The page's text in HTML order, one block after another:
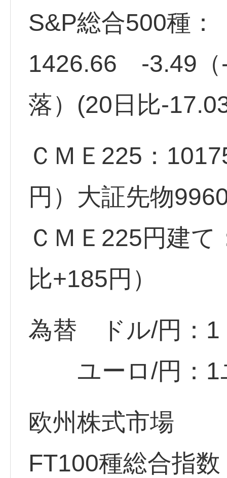
S&P総合500種：
1426.66 -3.49（
落）(20日比-
ＣＭＥ225：
円）大証先物
ＣＭＥ225円建
比+185円）
為替 ドル/円：1
ユーロ/円：1
欧州株式市場
FT100種総合指